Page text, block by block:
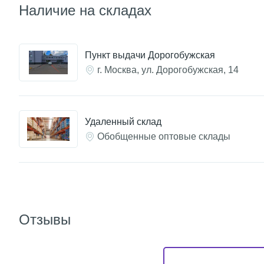
Наличие на складах
Пункт выдачи Дорогобужская
г. Москва, ул. Дорогобужская, 14
Удаленный склад
Обобщенные оптовые склады
Отзывы